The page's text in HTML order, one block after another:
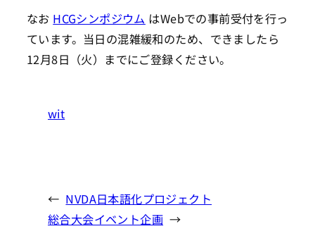
なお HCGシンポジウム はWebでの事前受付を行っ
ています。当日の混雑緩和のため、できましたら
12月8日（火）までにご登録ください。
wit
← NVDA日本語化プロジェクト
総合大会イベント企画 →